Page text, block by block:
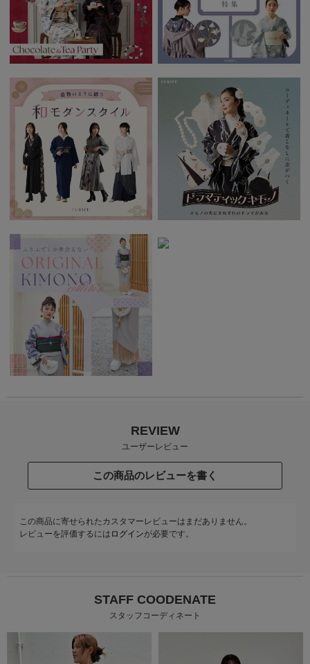
REVIEW
ユーザーレビュー
この商品のレビューを書く
この商品に寄せられたカスタマーレビューはまだありません。
レビューを評価するには ログインが必要です。
STAFF COODENATE
スタッフコーディネート